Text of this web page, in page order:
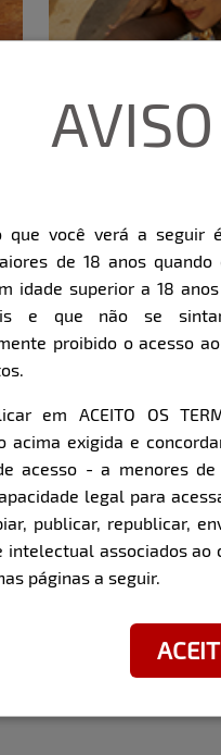
que você verá a
de 18 anos
idade superior a 18
e que não se
proibido o acesso
em ACEITO OS
acima exigida e
acesso - a menores
legal para
publicar, republicar,
intelectual associados ao
páginas a seguir.